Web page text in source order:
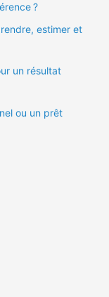
?
estimer et
un résultat
ou un prêt